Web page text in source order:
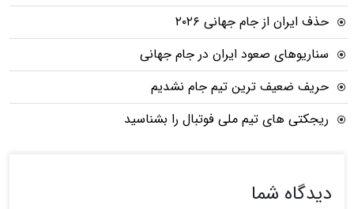
حذف ایران از جام جهانی ۲۰۲۶
سناریوهای صعود ایران در جام جهانی
حریف ضعیف ترین تیم جام نشدیم
ریجکتی های تیم ملی فوتبال را بشناسید
دیدگاه شما